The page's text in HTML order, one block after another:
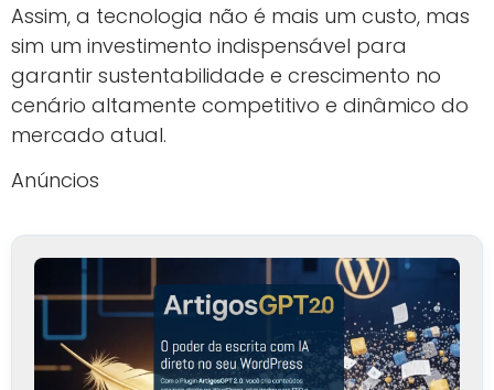
Assim, a tecnologia não é mais um custo, mas
sim um investimento indispensável para
garantir sustentabilidade e crescimento no
cenário altamente competitivo e dinâmico do
mercado atual.
Anúncios